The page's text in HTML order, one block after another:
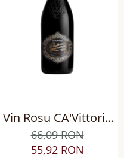
Vin Rosu CA'Vittoria
Appassimento Puglia
IGT sec
66,09 RON
55,92 RON